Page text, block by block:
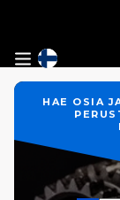
HAE OSIA